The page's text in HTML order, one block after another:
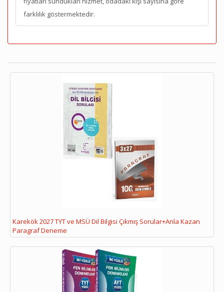
farklılık göstermektedir.
Karekök 2027 TYT ve MSÜ Dil Bilgisi Çıkmış Sorular+Anla Kazan
Paragraf Deneme